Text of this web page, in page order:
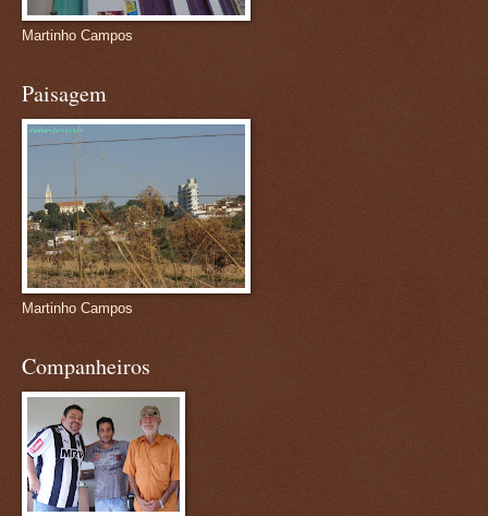
Martinho Campos
Paisagem
Martinho Campos
Companheiros